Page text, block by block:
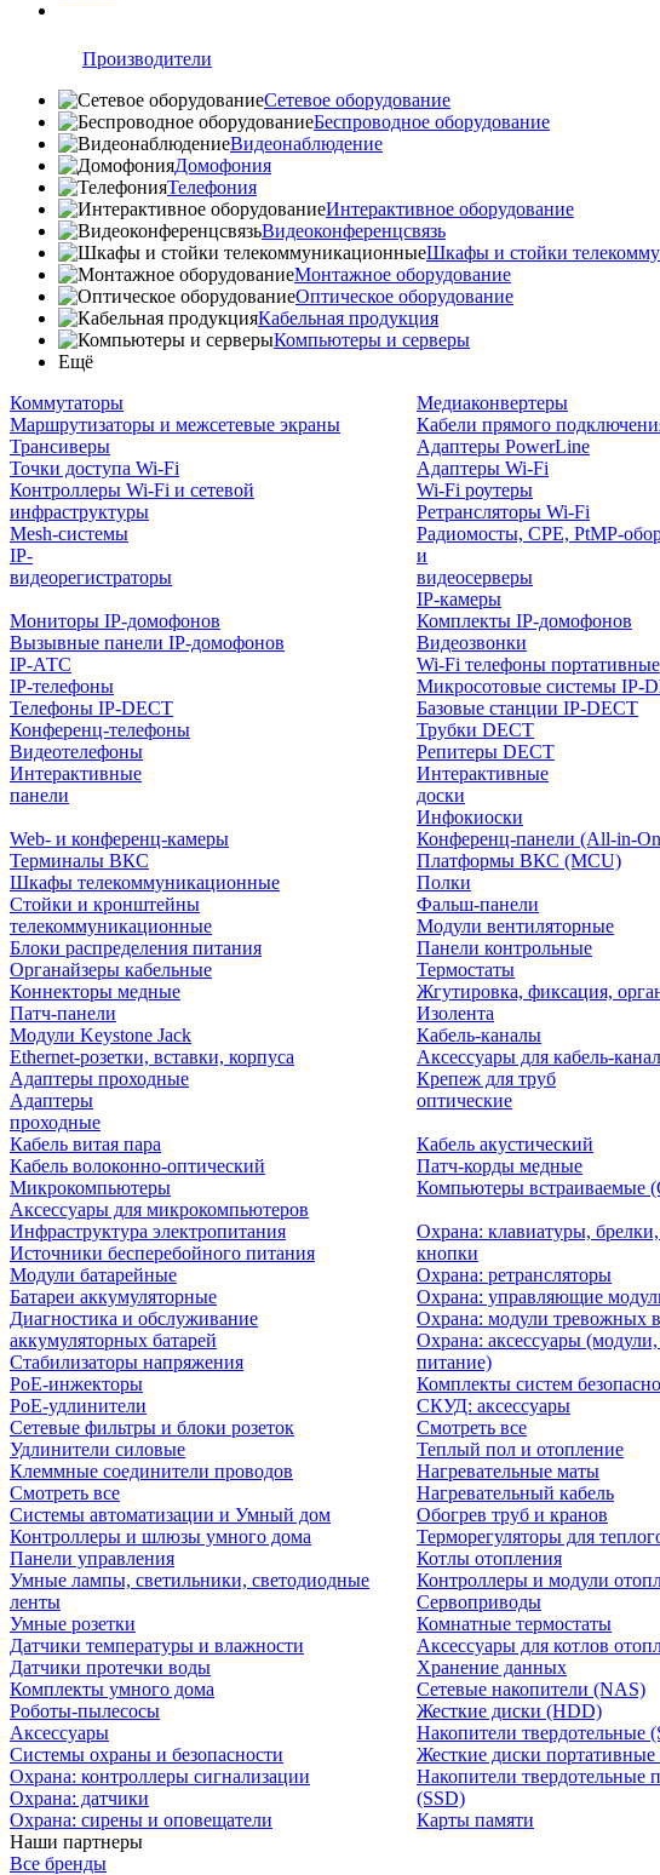
Производители
Сетевое оборудование
Беспроводное оборудование
Видеонаблюдение
Домофония
Телефония
Интерактивное оборудование
Видеоконференцсвязь
Шкафы и стойки
Монтажное оборудование
Оптическое оборудование
Кабельная продукция
Компьютеры и серверы
Ещё
Коммутаторы
Маршрутизаторы и межсетевые экраны
Трансиверы
Медиаконвертеры
Кабели прямого
Адаптеры PowerLine
Точки доступа Wi-Fi
Контроллеры Wi-Fi и сетевой
инфраструктуры
Mesh-системы
Адаптеры Wi-Fi
Wi-Fi роутеры
Ретрансляторы Wi-Fi
Радиомосты, CPE, PtMP-
IP-
видеорегистраторы
и
видеосерверы
IP-камеры
Мониторы IP-домофонов
Вызывные панели IP-домофонов
Комплекты IP-домофонов
Видеозвонки
IP-АТС
IP-телефоны
Телефоны IP-DECT
Конференц-телефоны
Видеотелефоны
Wi-Fi телефоны портативные
Микросотовые системы IP-
Базовые станции IP-DECT
Трубки DECT
Репитеры DECT
Интерактивные
панели
Интерактивные
доски
Инфокиоски
Web- и конференц-камеры
Терминалы ВКС
Конференц-панели (All-in-
Платформы ВКС (MCU)
Шкафы телекоммуникационные
Стойки и кронштейны
телекоммуникационные
Блоки распределения питания
Органайзеры кабельные
Полки
Фальш-панели
Модули вентиляторные
Панели контрольные
Термостаты
Коннекторы медные
Патч-панели
Модули Keystone Jack
Ethernet-розетки, вставки, корпуса
Адаптеры проходные
Жгутировка, фиксация,
Изолента
Кабель-каналы
Аксессуары для кабель-
Крепеж для труб
Адаптеры
проходные
оптические
Кабель витая пара
Кабель волоконно-оптический
Кабель акустический
Патч-корды медные
Микрокомпьютеры
Аксессуары для микрокомпьютеров
Компьютеры встраиваемые
Инфраструктура электропитания
Источники бесперебойного питания
Модули батарейные
Батареи аккумуляторные
Диагностика и обслуживание
аккумуляторных батарей
Стабилизаторы напряжения
PoE-инжекторы
PoE-удлинители
Сетевые фильтры и блоки розеток
Удлинители силовые
Клеммные соединители проводов
Смотреть все
Системы автоматизации и Умный дом
Контроллеры и шлюзы умного дома
Панели управления
Умные лампы, светильники, светодиодные
ленты
Умные розетки
Датчики температуры и влажности
Датчики протечки воды
Комплекты умного дома
Роботы-пылесосы
Аксессуары
Системы охраны и безопасности
Охрана: контроллеры сигнализации
Охрана: датчики
Охрана: сирены и оповещатели
Охрана: клавиатуры,
кнопки
Охрана: ретрансляторы
Охрана: управляющие
Охрана: модули тревожных
Охрана: аксессуары
питание)
Комплекты систем
СКУД: аксессуары
Смотреть все
Теплый пол и отопление
Нагревательные маты
Нагревательный кабель
Обогрев труб и кранов
Терморегуляторы для
Котлы отопления
Контроллеры и модули
Сервоприводы
Комнатные термостаты
Аксессуары для котлов
Хранение данных
Сетевые накопители (NAS)
Жесткие диски (HDD)
Накопители твердотельные
Жесткие диски
Накопители твердотельные
(SSD)
Карты памяти
Наши партнеры
Все бренды